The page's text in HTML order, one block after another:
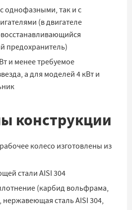
однофазными, так и с
(в двигателе
предохранитель)
и менее требуемое
а для моделей 4 кВт и
конструкции
колесо изготовлены из
стали AISI 304
(карбид вольфрама,
сталь AISI 304,